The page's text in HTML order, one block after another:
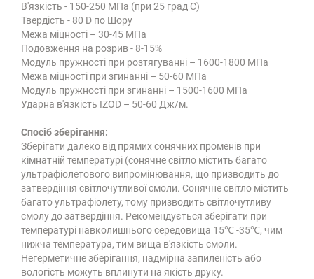
В'язкість - 150-250 МПа (при 25 град С)
Твердість - 80 D по Шору
Межа міцності – 30-45 МПа
Подовження на розрив - 8-15%
Модуль пружності при розтягуванні – 1600-1800 МПа
Межа міцності при згинанні – 50-60 МПа
Модуль пружності при згинанні – 1500-1600 МПа
Ударна в'язкість IZOD – 50-60 Дж/м.
Спосіб зберігання:
Зберігати далеко від прямих сонячних променів при
кімнатній температурі (сонячне світло містить багато
ультрафіолетового випромінювання, що призводить до
затвердіння світлочутливої ​​смоли. Сонячне світло містить
багато ультрафіолету, тому призводить світлочутливу
смолу до затвердіння. Рекомендується зберігати при
температурі навколишнього середовища 15℃ -35℃, чим
нижча температура, тим вища в'язкість смоли.
Негерметичне зберігання, надмірна запиленість або
вологість можуть вплинути на якість друку.